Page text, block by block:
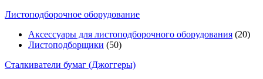
Листоподборочное оборудование
Аксессуары для листоподборочного оборудования (20)
Листоподборщики (50)
Сталкиватели бумаг (Джоггеры)